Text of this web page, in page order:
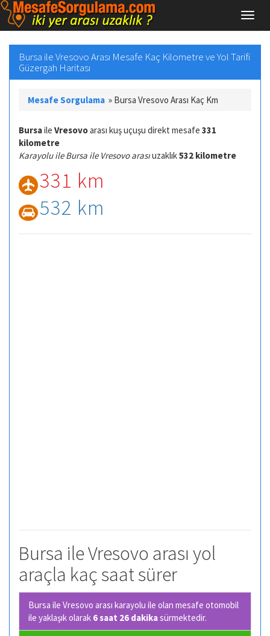
Bursa ile Vresovo Arası Mesafe Kaç Kilometre ve Yol Tarifi
Güzergah Haritası
Mesafe Sorgulama » Bursa Vresovo Arası Kaç Km
Bursaile Vresovoarası kuş uçuşu direkt mesafe 331
kilometre
Karayolu ile Bursa ile Vresovo arasıuzaklık532 kilometre
331 km
532 km
Bursa ile Vresovo arası yol
araçla kaç saat sürer
Bursa ile Vresovo arası karayolu ile olan mesafe otomobil
ile yaklaşık olarak 6 saat 26 dakikasürmektedir.